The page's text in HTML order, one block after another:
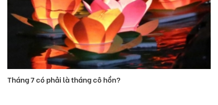
Tháng 7 có phải là tháng cô hồn?